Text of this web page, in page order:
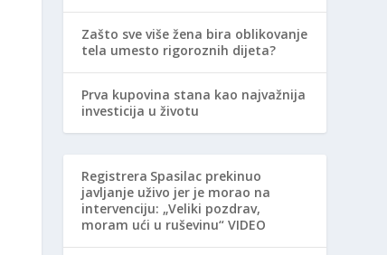
Zašto sve više žena bira oblikovanje
tela umesto rigoroznih dijeta?
Prva kupovina stana kao najvažnija
investicija u životu
Registrera Spasilac prekinuo
javljanje uživo jer je morao na
intervenciju: „Veliki pozdrav,
moram ući u ruševinu“ VIDEO